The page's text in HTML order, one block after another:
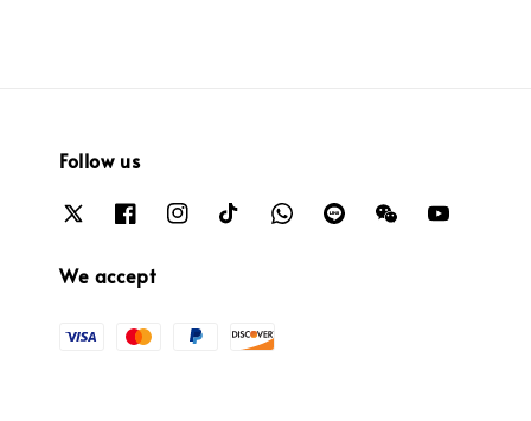
Follow us
We accept